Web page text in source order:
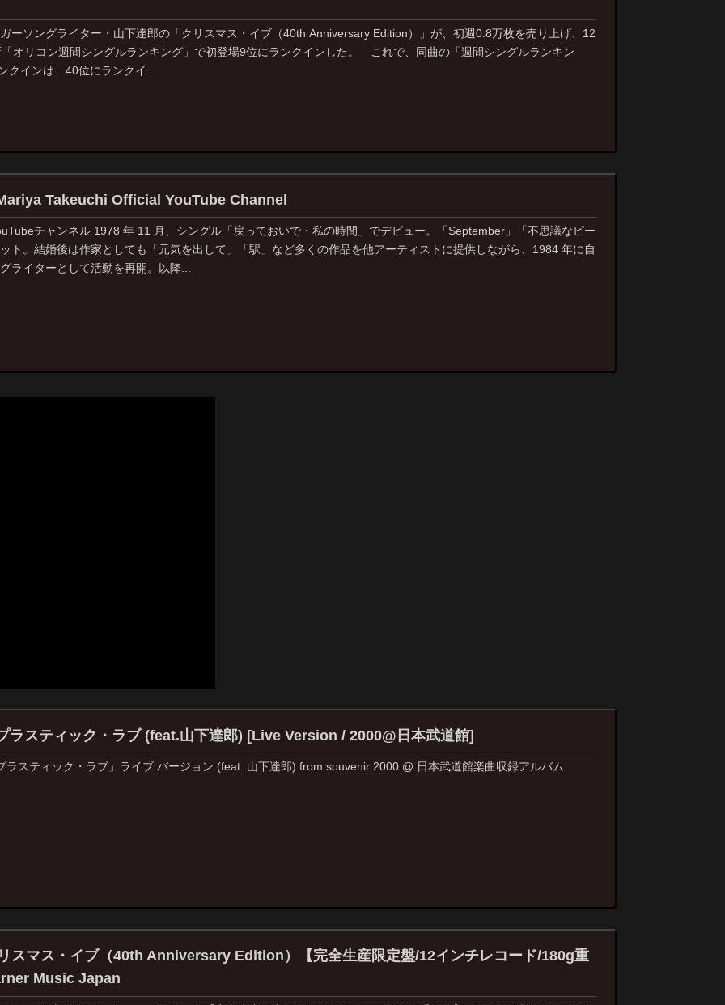
ーソングライター・山下達郎の「クリスマス・イブ（40th Anniversary Edition）」が、初週0.8万枚を売り上げ、12
オリコン週間シングルランキング」で初登場9位にランクインした。 これで、同曲の「週間シングルランキン
クインは、40位にランクイ...
Takeuchi Official YouTube Channel
チャンネル 1978 年 11 月、シングル「戻っておいで・私の時間」でデビュー。「September」「不思議なピー
ト。結婚後は作家としても「元気を出して」「駅」など多くの作品を他アーティストに提供しながら、1984 年に自
ライターとして活動を再開。以降...
ラスティック・ラブ (feat.山下達郎) [Live Version / 2000@日本武道館]
ラスティック・ラブ」ライブ バージョン (feat. 山下達郎) from souvenir 2000 @ 日本武道館楽曲収録アルバム
スマス・イブ（40th Anniversary Edition）【完全生産限定盤/12インチレコード/180g重
Music Japan